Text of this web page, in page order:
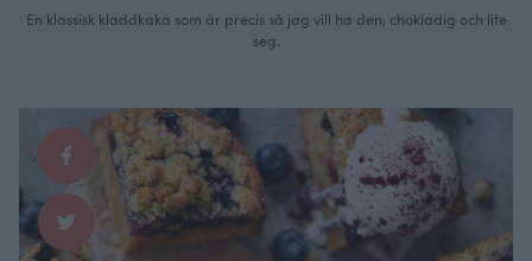
En klassisk kladdkaka som är precis så jag vill ha den, chokladig och lite
seg.